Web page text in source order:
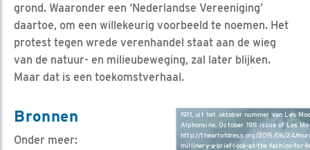
grond. Waaronder een ‘Nederlandse Vereeniging’
daartoe, om een willekeurig voorbeeld te noemen. Het
protest tegen wrede verenhandel staat aan de wieg
van de natuur- en milieubeweging, zal later blijken.
Maar dat is een toekomstverhaal.
1911, uit het oktober nummer van Les
Alphonsine, October 1911 issue of Les
http://theartofdress.org/2015/06/24/
millinery-a-brief-look-at-the-fashion-for-
Bronnen
Onder meer: